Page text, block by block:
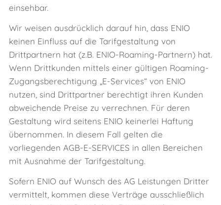
einsehbar.
Wir weisen ausdrücklich darauf hin, dass ENIO
keinen Einfluss auf die Tarifgestaltung von
Drittpartnern hat (z.B. ENIO-Roaming-Partnern) hat.
Wenn Drittkunden mittels einer gültigen Roaming-
Zugangsberechtigung „E‑Services“ von ENIO
nutzen, sind Drittpartner berechtigt ihren Kunden
abweichende Preise zu verrechnen. Für deren
Gestaltung wird seitens ENIO keinerlei Haftung
übernommen. In diesem Fall gelten die
vorliegenden AGB-E-SERVICES in allen Bereichen
mit Ausnahme der Tarifgestaltung.
Sofern ENIO auf Wunsch des AG Leistungen Dritter
vermittelt, kommen diese Verträge ausschließlich